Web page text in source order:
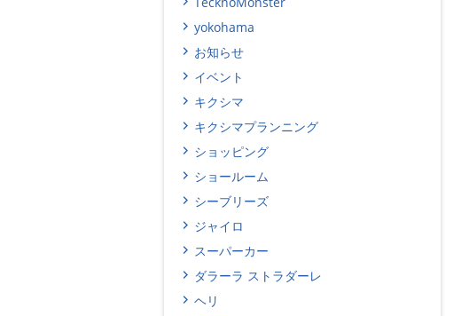
yokohama
お知らせ
イベント
キクシマ
キクシマプランニング
ショッピング
ショールーム
シーブリーズ
ジャイロ
スーパーカー
ダラーラ ストラダーレ
ヘリ